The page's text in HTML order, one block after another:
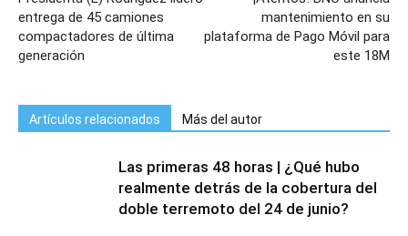
entrega de 45 camiones
compactadores de última
generación
mantenimiento en su
plataforma de Pago Móvil para
este 18M
Artículos relacionados Más del autor
Las primeras 48 horas | ¿Qué hubo
realmente detrás de la cobertura del
doble terremoto del 24 de junio?